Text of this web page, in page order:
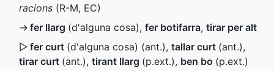
racions (R-M, EC)
→ fer llarg (d'alguna cosa), fer botifarra, tirar per alt
▷ fer curt (d'alguna cosa) (ant.), tallar curt (ant.),
tirar curt (ant.), tirant llarg (p.ext.), ben bo (p.ext.)